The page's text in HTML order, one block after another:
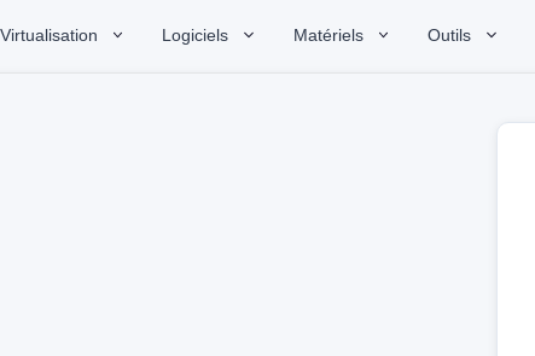
Virtualisation Logiciels Matériels Outils